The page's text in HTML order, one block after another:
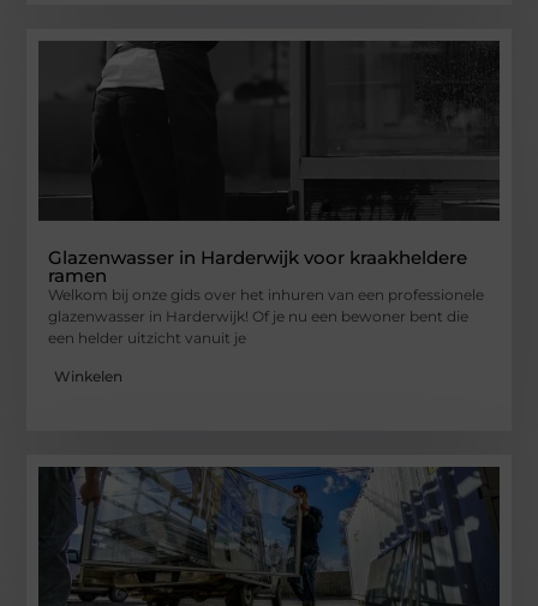
Glazenwasser in Harderwijk voor kraakheldere
ramen
Welkom bij onze gids over het inhuren van een professionele
glazenwasser in Harderwijk! Of je nu een bewoner bent die
een helder uitzicht vanuit je
Winkelen